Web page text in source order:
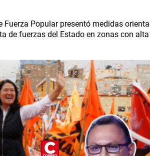
Fuerza Popular presentó medidas
de fuerzas del Estado en zonas con